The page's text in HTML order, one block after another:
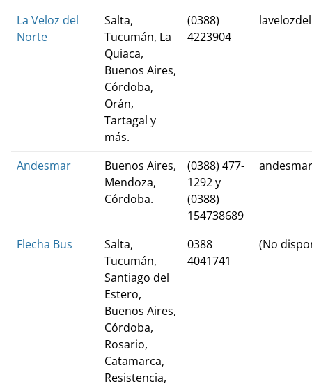
La Veloz del
Norte
Salta,
Tucumán, La
Quiaca,
Buenos Aires,
Córdoba,
Orán,
Tartagal y
más.
(0388)
4223904
Andesmar
Buenos Aires,
Mendoza,
Córdoba.
(0388) 477-
1292 y
(0388)
154738689
Flecha Bus
Salta,
Tucumán,
Santiago del
Estero,
Buenos Aires,
Córdoba,
Rosario,
Catamarca,
Resistencia,
0388
4041741
(No